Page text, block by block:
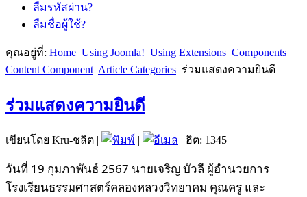
ลืมรหัสผ่าน?
ลืมชื่อผู้ใช้?
คุณอยู่ที่: Home Using Joomla! Using Extensions Components
Content Component Article Categories ร่วมแสดงความยินดี
ร่วมแสดงความยินดี
เขียนโดย Kru-ชลิต | ฮิต: 1345
วันที่ 19 กุมภาพันธ์ 2567 นายเจริญ บัวลี ผู้อำนวยการ
โรงเรียนธรรมศาสตร์คลองหลวงวิทยาคม คุณครู และ